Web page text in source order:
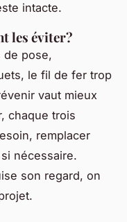
intacte.
les éviter?
de pose,
le fil de fer trop
vaut mieux
chaque trois
remplacer
nécessaire.
son regard, on